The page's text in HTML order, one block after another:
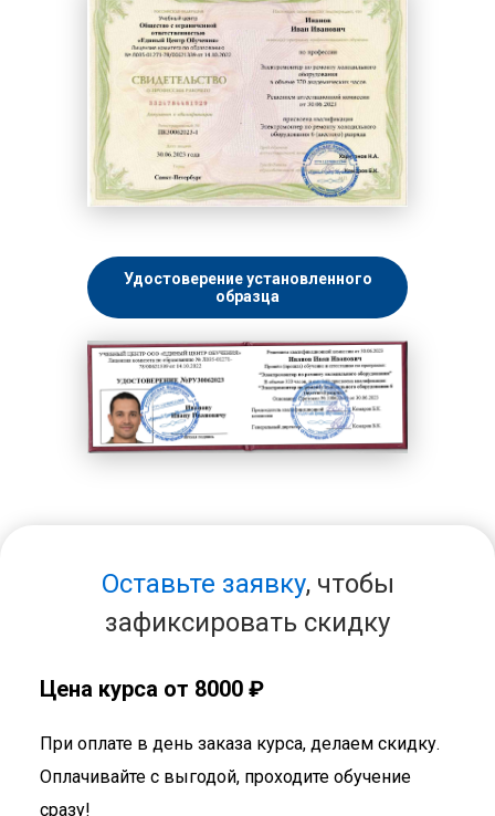
Удостоверение установленного
образца
Оставьте заявку, чтобы
зафиксировать скидку
Цена курса от 8000 ₽
При оплате в день заказа курса, делаем скидку.
Оплачивайте с выгодой, проходите обучение
сразу!